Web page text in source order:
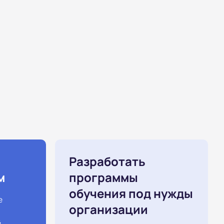
Разработать
программы
обучения под нужды
организации